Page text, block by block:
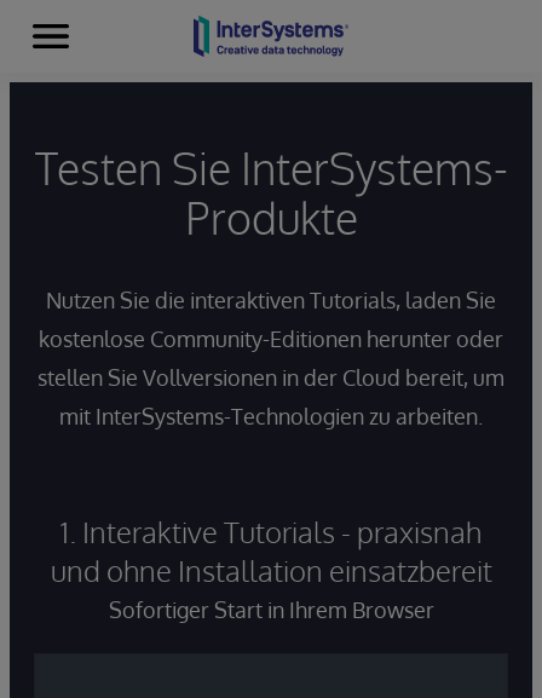
Skip to content
Menu
Testen Sie InterSystems-
Produkte
Nutzen Sie die interaktiven Tutorials, laden Sie
kostenlose Community-Editionen herunter oder
stellen Sie Vollversionen in der Cloud bereit, um
mit InterSystems-Technologien zu arbeiten.
1. Interaktive Tutorials - praxisnah
und ohne Installation einsatzbereit
Sofortiger Start in Ihrem Browser